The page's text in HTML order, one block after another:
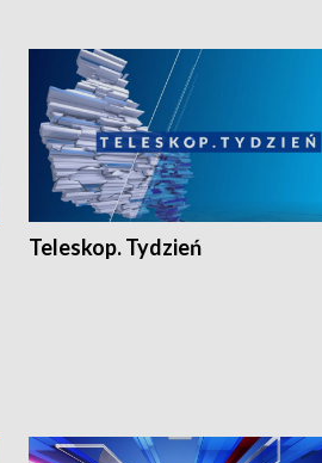
Teleskop. Tydzień